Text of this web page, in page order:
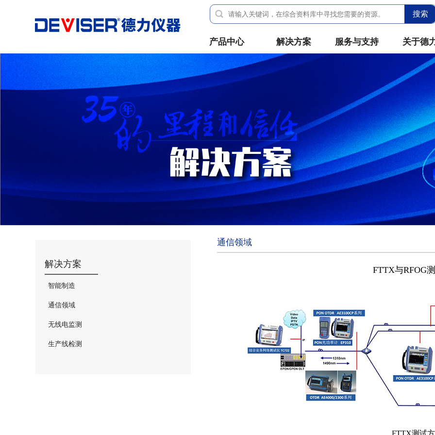
搜索
产品中心 解决方案 服务与支持 关于德
解决方案
智能制造
通信领域
无线电监测
生产线检测
通信领域
FTTX与RFOG
FTTX测试